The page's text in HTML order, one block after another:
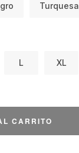
Turquesa
L XL
CARRITO